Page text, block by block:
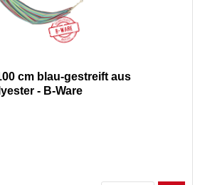
cm blau-gestreift aus
- B-Ware